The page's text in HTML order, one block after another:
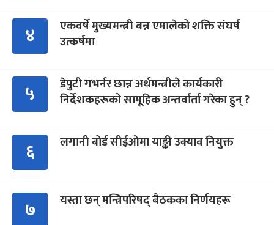
४
एकवर्षे मुख्यमन्त्री बन्न एमालेको शक्ति संघर्ष
उत्कर्षमा
५
डेपुटी गभर्नर छान्न अर्थमन्त्रीले कार्यकारी
निर्देशकहरूको सामूहिक अन्तर्वार्ता गरेका हुन् ?
६ लगानी बोर्ड सीईओमा याङ्की उक्याव नियुक्त
७ यस्ता छन् मन्त्रिपरिषद् बैठकका निर्णयहरू